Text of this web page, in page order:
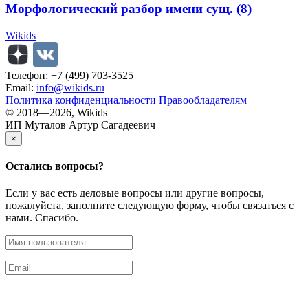
Морфологический разбор имени сущ. (8)
Wikids
Телефон: +7 (499) 703-3525
Email: info@wikids.ru
Политика конфиденциальности Правообладателям
© 2018—2026, Wikids
ИП Муталов Артур Сагадеевич
×
Остались вопросы?
Если у вас есть деловые вопросы или другие вопросы,
пожалуйста, заполните следующую форму, чтобы связаться с
нами. Спасибо.